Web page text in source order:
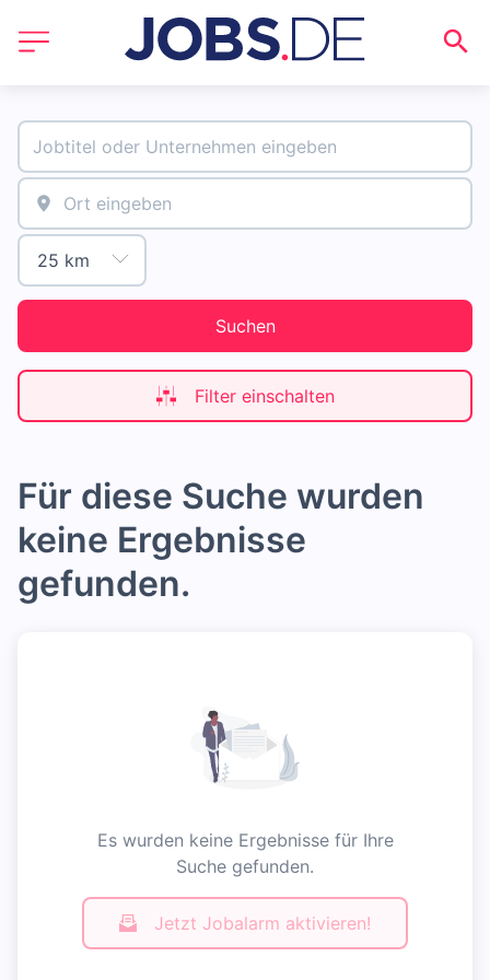
Suchen
Filter einschalten
Für diese Suche wurden
keine Ergebnisse
gefunden.
Es wurden keine Ergebnisse für Ihre
Suche gefunden.
Jetzt Jobalarm aktivieren!